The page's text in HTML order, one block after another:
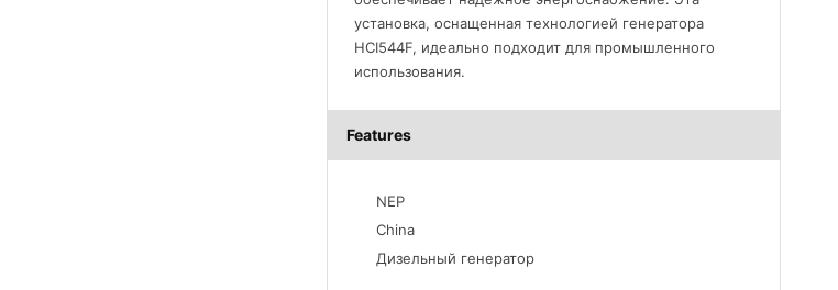
установка, оснащенная технологией генератора
HCI544F, идеально подходит для промышленного
использования.
Features
NEP
China
Дизельный генератор